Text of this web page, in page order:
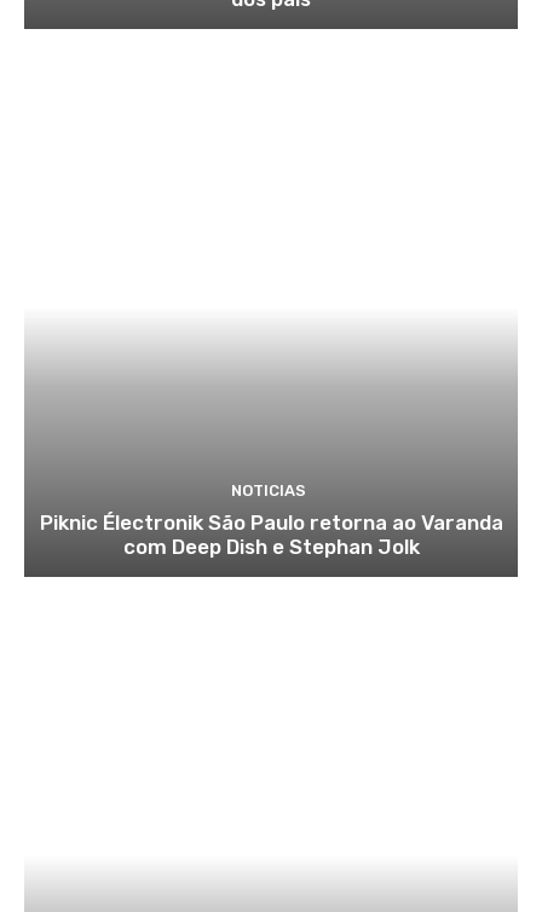
NOTICIAS
Piknic Électronik São Paulo retorna ao Varanda
com Deep Dish e Stephan Jolk